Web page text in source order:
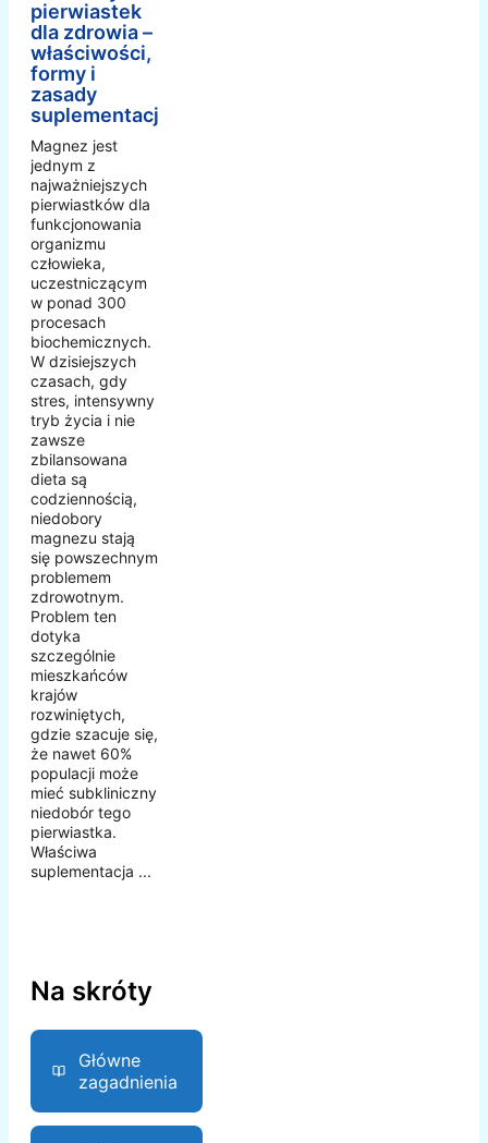
pierwiastek
dla zdrowia –
właściwości,
formy i
zasady
suplementacji
Magnez jest
jednym z
najważniejszych
pierwiastków dla
funkcjonowania
organizmu
człowieka,
uczestniczącym
w ponad 300
procesach
biochemicznych.
W dzisiejszych
czasach, gdy
stres, intensywny
tryb życia i nie
zawsze
zbilansowana
dieta są
codziennością,
niedobory
magnezu stają
się powszechnym
problemem
zdrowotnym.
Problem ten
dotyka
szczególnie
mieszkańców
krajów
rozwiniętych,
gdzie szacuje się,
że nawet 60%
populacji może
mieć subkliniczny
niedobór tego
pierwiastka.
Właściwa
suplementacja ...
Na skróty
Główne
zagadnienia